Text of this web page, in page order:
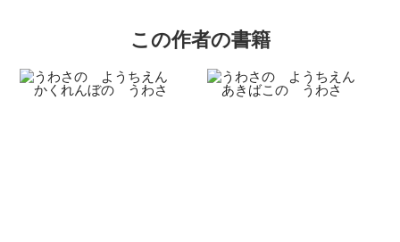
この作者の書籍